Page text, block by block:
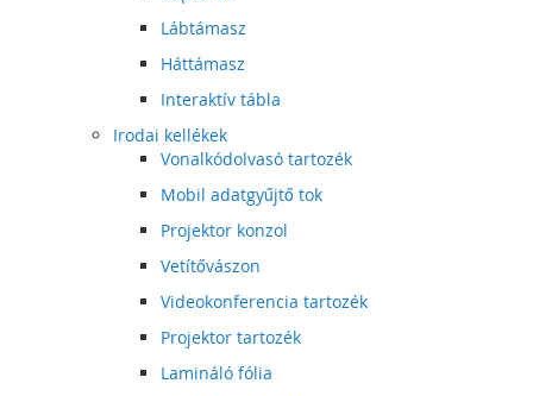
Lábtámasz
Háttámasz
Interaktív tábla
Irodai kellékek
Vonalkódolvasó tartozék
Mobil adatgyűjtő tok
Projektor konzol
Vetítővászon
Videokonferencia tartozék
Projektor tartozék
Lamináló fólia